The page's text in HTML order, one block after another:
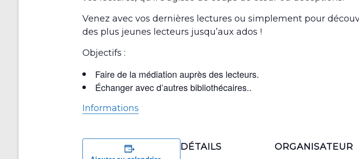
Venez avec vos dernières lectures ou simplement pour
des plus jeunes lecteurs jusqu’aux ados !
Objectifs :
Faire de la médiation auprès des lecteurs.
Échanger avec d’autres bibliothécaires..
Informations
DÉTAILS ORGANISATEUR